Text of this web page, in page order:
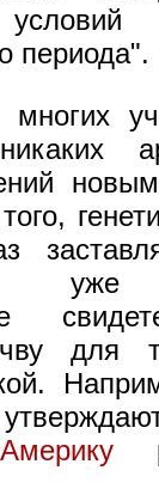
условий
периода".
многих
уже
для